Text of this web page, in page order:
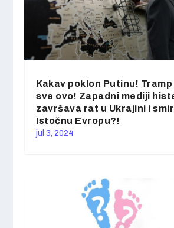
Kakav poklon Putinu! Tramp
sve ovo! Zapadni mediji
završava rat u Ukrajini i
Istočnu Evropu?!
jul 3, 2024